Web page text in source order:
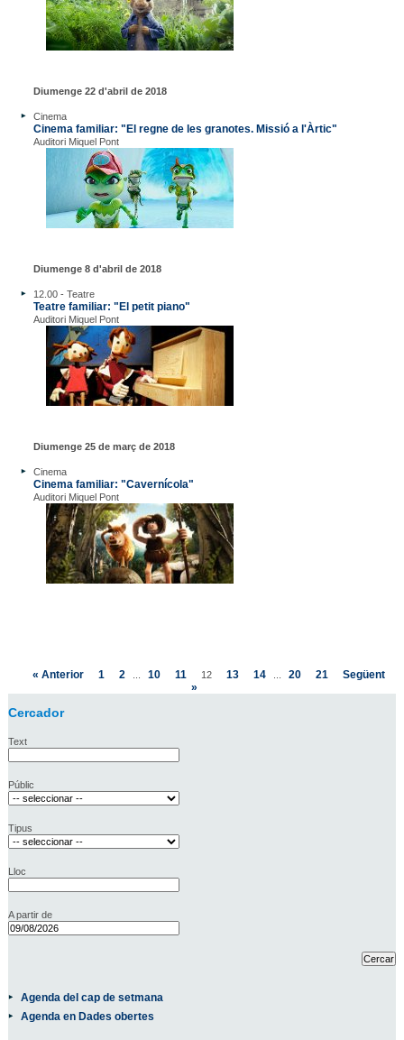
Diumenge 22 d'abril de 2018
Cinema
Cinema familiar: "El regne de les granotes. Missió a l'Àrtic"
Auditori Miquel Pont
Diumenge 8 d'abril de 2018
12.00 - Teatre
Teatre familiar: "El petit piano"
Auditori Miquel Pont
Diumenge 25 de març de 2018
Cinema
Cinema familiar: "Cavernícola"
Auditori Miquel Pont
« Anterior 1 2 10 11 12 13 14 20 21
Següent
»
Cercador
Text
Públic
Tipus
Lloc
A partir de
Agenda del cap de setmana
Agenda en Dades obertes